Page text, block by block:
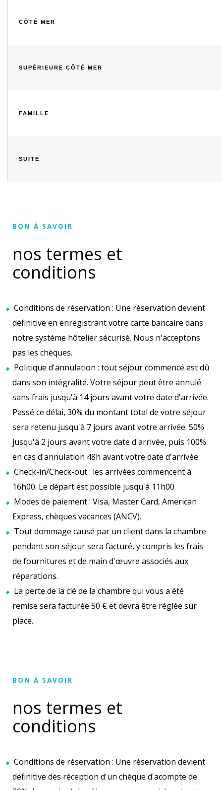
CÔTÉ MER
SUPÉRIEURE CÔTÉ MER
FAMILLE
SUITE
BON À SAVOIR
nos termes et
conditions
Conditions de réservation : Une réservation devient
définitive en enregistrant votre carte bancaire dans
notre système hôtelier sécurisé. Nous n'acceptons
pas les chèques.
Politique d'annulation : tout séjour commencé est dû
dans son intégralité. Votre séjour peut être annulé
sans frais jusqu'à 14 jours avant votre date d'arrivée.
Passé ce délai, 30% du montant total de votre séjour
sera retenu jusqu'à 7 jours avant votre arrivée. 50%
jusqu'à 2 jours avant votre date d'arrivée, puis 100%
en cas d'annulation 48h avant votre date d'arrivée.
Check-in/Check-out : les arrivées commencent à
16h00. Le départ est possible jusqu'à 11h00
Modes de paiement : Visa, Master Card, American
Express, chèques vacances (ANCV).
Tout dommage causé par un client dans la chambre
pendant son séjour sera facturé, y compris les frais
de fournitures et de main d'œuvre associés aux
réparations.
La perte de la clé de la chambre qui vous a été
remise sera facturée 50 € et devra être réglée sur
place.
BON À SAVOIR
nos termes et
conditions
Conditions de réservation : Une réservation devient
définitive dès réception d'un chèque d'acompte de